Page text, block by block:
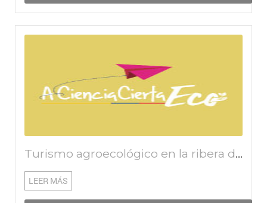
Turismo agroecológico en la ribera del Río Sinú
LEER MÁS